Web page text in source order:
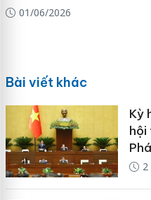
01/06/2026
Bài viết khác
Kỳ
hội